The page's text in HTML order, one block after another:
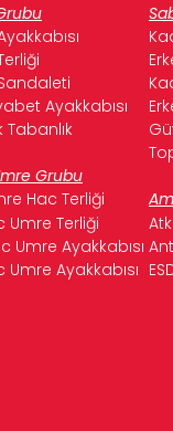
Ayakkabısı
Tabanlık
Grubu
Hac Terliği
Umre Terliği
Umre Ayakkabısı
Umre Ayakkabısı